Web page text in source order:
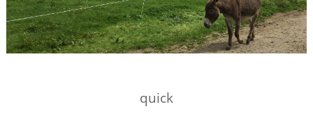
quick